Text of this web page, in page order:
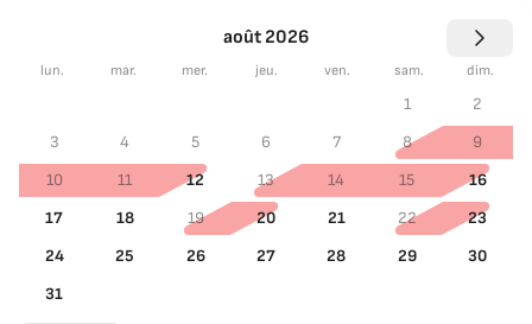
août 2026
lun. mar. mer. jeu. ven. sam. dim.
1
2
3
4 5 6 7 8
9
10
11 12 13 14 15
16
17
18 19 20 21 22
23
24
25 26 27 28 29
30
31